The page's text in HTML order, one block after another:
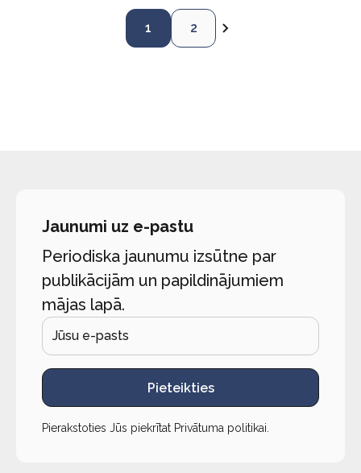
1 2
Jaunumi uz e-pastu
Periodiska jaunumu izsūtne par
publikācijām un papildinājumiem
mājas lapā.
Pieteikties
Pierakstoties Jūs piekrītat Privātuma politikai